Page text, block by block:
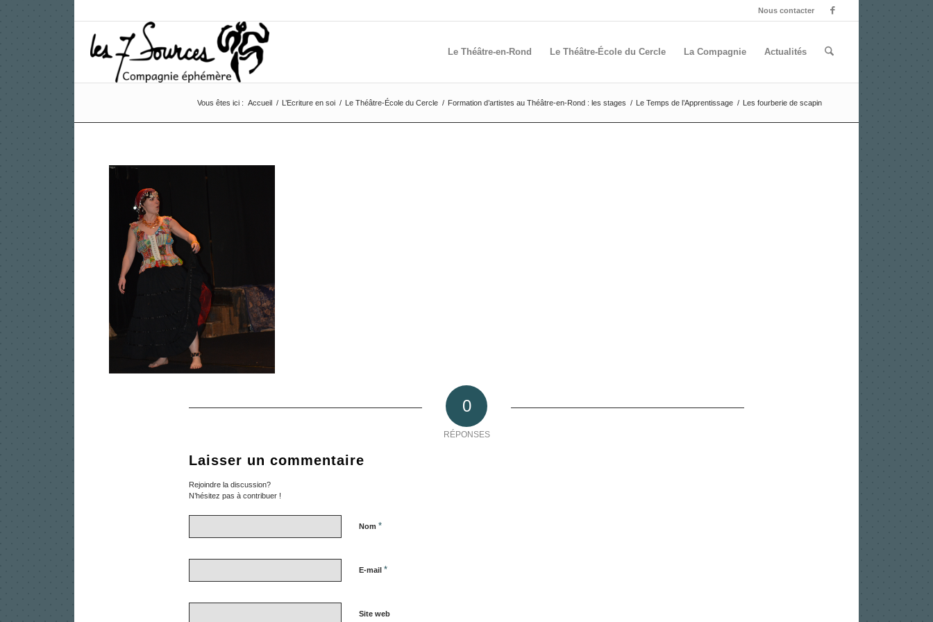
Nous contacter
Le Théâtre-en-Rond Le Théâtre-École du Cercle La Compagnie Actualités
Vous êtes ici : Accueil / L’Ecriture en soi / Le Théâtre-École du Cercle / Formation d’artistes au Théâtre-en-Rond : les stages / Le Temps de l’Apprentissage / Les fourberie de scapin
0
RÉPONSES
Laisser un commentaire
Rejoindre la discussion?
N’hésitez pas à contribuer !
Nom *
E-mail *
Site web